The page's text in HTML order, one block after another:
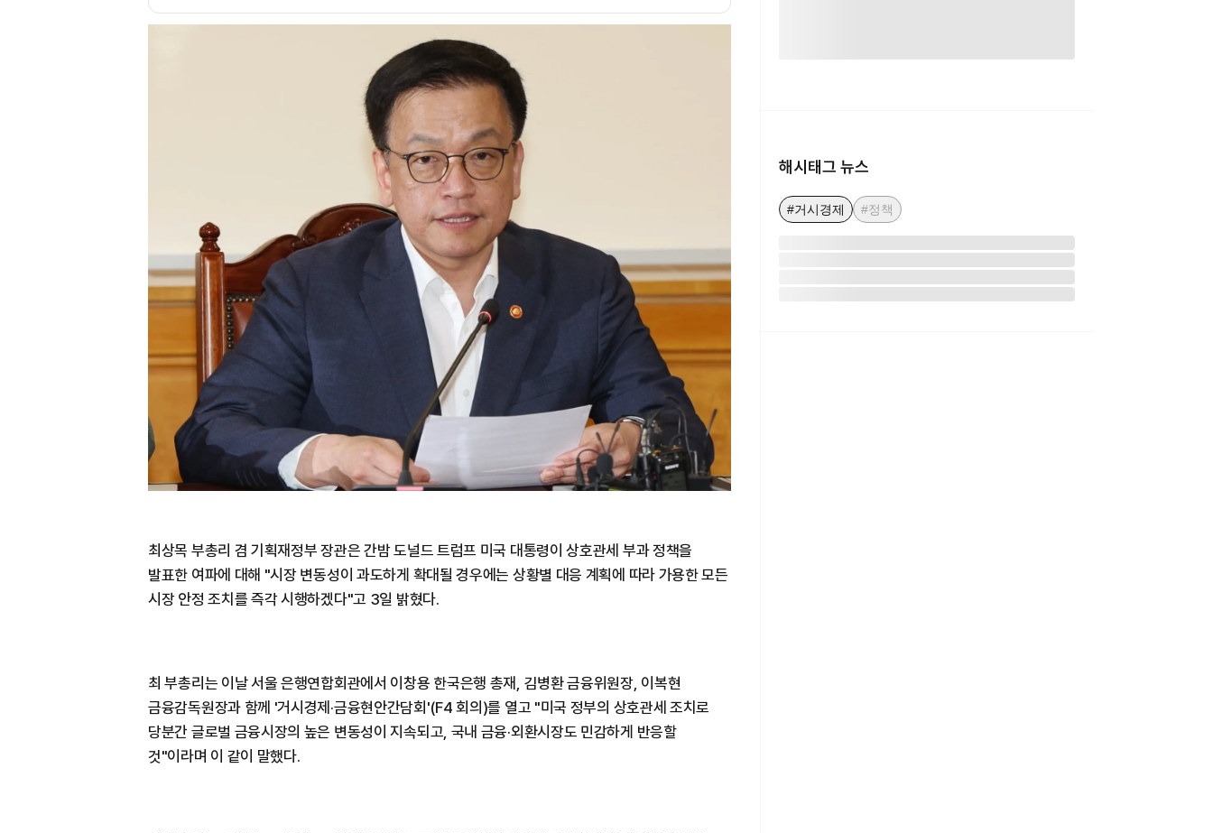
최상목 부총리 겸 기획재정부 장관은 간밤 도널드 트럼프 미국 대통령이 상호관세 부과 정책을
발표한 여파에 대해 "시장 변동성이 과도하게 확대될 경우에는 상황별 대응 계획에 따라 가용한 모든
시장 안정 조치를 즉각 시행하겠다"고 3일 밝혔다.
최 부총리는 이날 서울 은행연합회관에서 이창용 한국은행 총재, 김병환 금융위원장, 이복현
금융감독원장과 함께 '거시경제·금융현안간담회'(F4 회의)를 열고 "미국 정부의 상호관세 조치로
당분간 글로벌 금융시장의 높은 변동성이 지속되고, 국내 금융·외환시장도 민감하게 반응할
것"이라며 이 같이 말했다.
해시태그 뉴스
#거시경제 #정책